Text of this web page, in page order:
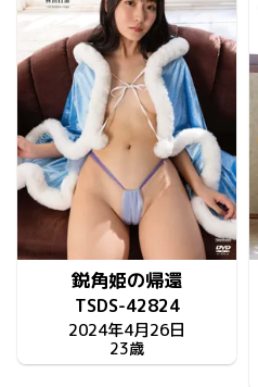
鋭角姫の帰還
TSDS-42824
2024年4月26日
23歳